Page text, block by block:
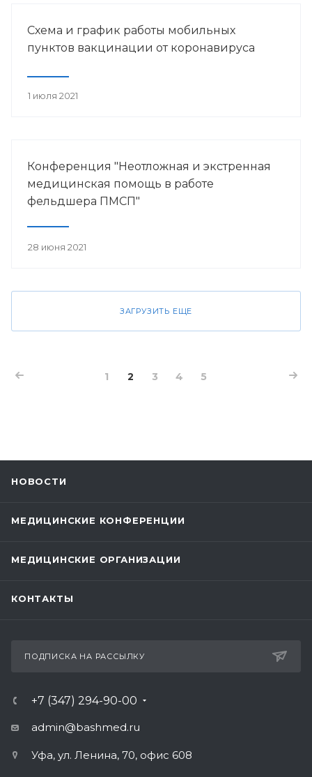
Схема и график работы мобильных
пунктов вакцинации от коронавируса
1 июля 2021
Конференция "Неотложная и экстренная
медицинская помощь в работе
фельдшера ПМСП"
28 июня 2021
ЗАГРУЗИТЬ ЕЩЕ
1 2 3 4 5
НОВОСТИ
МЕДИЦИНСКИЕ КОНФЕРЕНЦИИ
МЕДИЦИНСКИЕ ОРГАНИЗАЦИИ
КОНТАКТЫ
ПОДПИСКА НА РАССЫЛКУ
+7 (347) 294-90-00
admin@bashmed.ru
Уфа, ул. Ленина, 70, офис 608